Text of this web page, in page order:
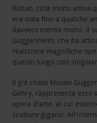
Bilbao, città molto attiva
era nota fino a qualche
davvero merita molto. Il
Guggenheim, che ha
realizzare magnifiche
questo luogo così
Il già citato Museo
Gehry, rappresenta esso
opera d'arte, al cui
sculture giganti.